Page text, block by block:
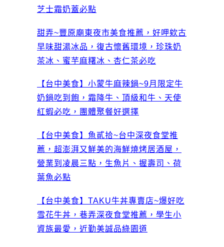
芝士霜奶蓋必點
甜弄~豐原廟東夜市美食推薦，好呷欸古
早味甜湯冰品，復古懷舊環境，珍珠奶
茶冰、蜜芋麻糬冰、杏仁茶必吃
【台中美食】小蒙牛麻辣鍋~9月限定牛
奶鍋吃到飽，霜降牛、頂級和牛、天使
紅蝦必吃，團體聚餐好選擇
【台中美食】魚貳拾~台中深夜食堂推
薦，超澎湃又鮮美的海鮮燒烤居酒屋，
營業到凌晨三點，生魚片、握壽司、荷
葉魚必點
【台中美食】TAKU牛丼專賣店~爆好吃
雪花牛丼，巷弄深夜食堂推薦，學生小
資族最愛，近勤美誠品綠園道